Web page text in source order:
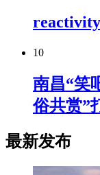
10
南昌“笑
俗共赏”
最新发布